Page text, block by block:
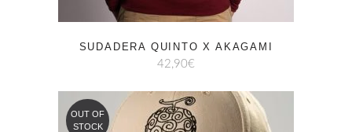
SUDADERA QUINTO X AKAGAMI
42,90€
OUT OF
STOCK